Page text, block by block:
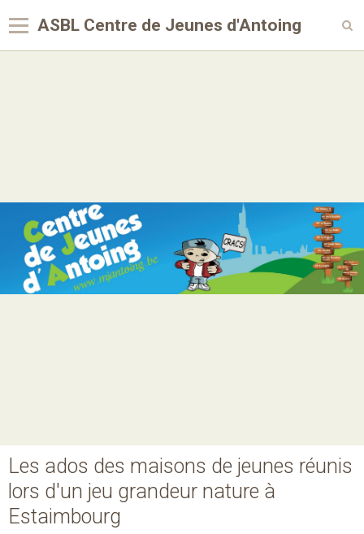
ASBL Centre de Jeunes d'Antoing
Nos MJ, accueils
Ateliers
Projets
Les ados des maisons de jeunes réunis
lors d'un jeu grandeur nature à
Estaimbourg